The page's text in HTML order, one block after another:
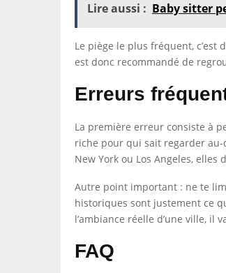
Lire aussi : Baby sitter
Le piège le plus fréquent, c’est
est donc recommandé de
Erreurs
La première erreur consiste à
riche pour qui sait regarder au-
New York ou Los Angeles,
Autre point important : ne te
historiques sont justement ce
l’ambiance réelle d’une ville, il
FAQ